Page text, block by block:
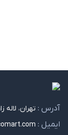
آدرس : تهران، لاله
ایمیل :